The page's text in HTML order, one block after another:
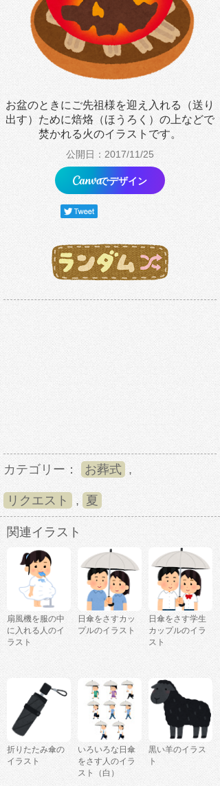
お盆のときにご先祖様を迎え入れる（送り
出す）ために焙烙（ほうろく）の上などで
焚かれる火のイラストです。
公開日：2017/11/25
でデザイン
カテゴリー： お葬式 ,
リクエスト , 夏
関連イラスト
扇風機を服の中
に入れる人のイ
ラスト
日傘をさすカッ
プルのイラスト
日傘をさす学生
カップルのイラ
スト
折りたたみ傘の
イラスト
いろいろな日傘
をさす人のイラ
スト（白）
黒い羊のイラス
ト